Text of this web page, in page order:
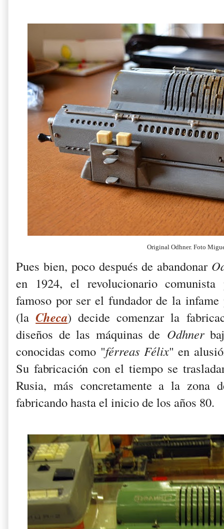
Original Odhner. Foto
Pues bien, poco después de abandonar
en 1924, el revolucionario
famoso por ser el fundador de la
(laCheca) decide comenzar la
diseños de las máquinas de Odhner
conocidas como "férreas Félix" en
Su fabricación con el tiempo se
Rusia, más concretamente a la zona
fabricando hasta el inicio de los años 80.